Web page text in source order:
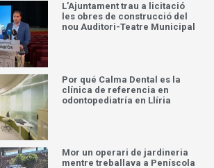
L’Ajuntament trau a licitació
les obres de construcció del
nou Auditori-Teatre Municipal
Por qué Calma Dental es la
clínica de referencia en
odontopediatría en Llíria
Mor un operari de jardineria
mentre treballava a Peníscola